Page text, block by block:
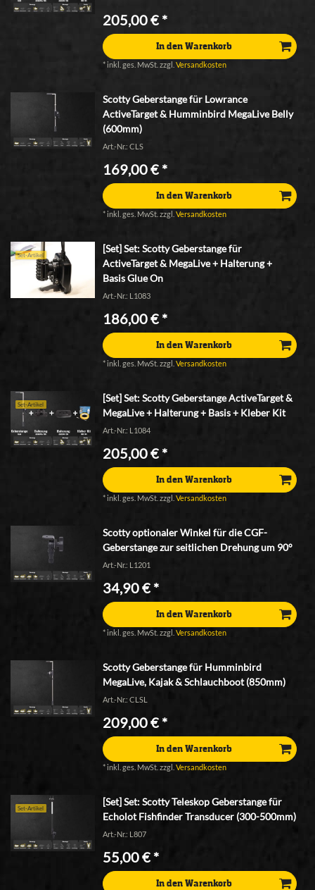
205,00 € *
In den Warenkorb
* inkl. ges. MwSt. zzgl.Versandkosten
Scotty Geberstange für Lowrance
ActiveTarget & Humminbird MegaLive Belly
(600mm)
Art.-Nr.: CLS
169,00 € *
In den Warenkorb
*inkl. ges. MwSt. zzgl.Versandkosten
Set-Artikel
[Set] Set: Scotty Geberstange für
ActiveTarget & MegaLive + Halterung +
Basis Glue On
Art.-Nr.: L1083
186,00 € *
In den Warenkorb
* inkl. ges. MwSt. zzgl.Versandkosten
Set-Artikel
[Set] Set: Scotty Geberstange ActiveTarget &
MegaLive + Halterung + Basis + Kleber Kit
Art.-Nr.: L1084
205,00 € *
In den Warenkorb
*inkl. ges. MwSt. zzgl.Versandkosten
Scotty optionaler Winkel für die CGF-
Geberstange zur seitlichen Drehung um 90°
Art.-Nr.: L1201
34,90 € *
In den Warenkorb
*inkl. ges. MwSt. zzgl.Versandkosten
Scotty Geberstange für Humminbird
MegaLive, Kajak & Schlauchboot (850mm)
Art.-Nr.: CLSL
209,00 € *
In den Warenkorb
*inkl. ges. MwSt. zzgl.Versandkosten
Set-Artikel
[Set] Set: Scotty Teleskop Geberstange für
Echolot Fishfinder Transducer (300-500mm)
Art.-Nr.: L807
55,00 € *
In den Warenkorb